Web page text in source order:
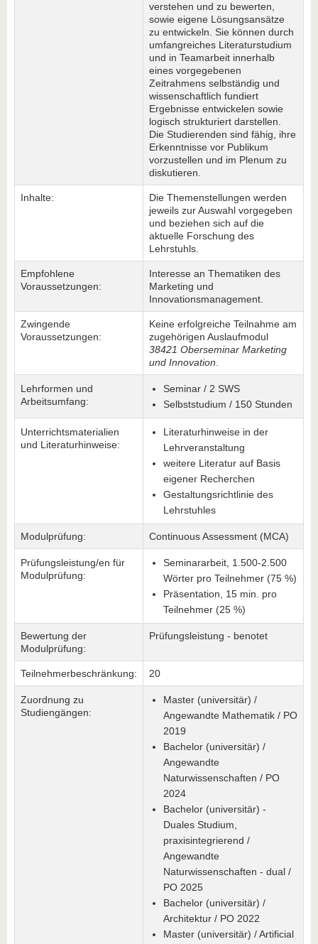
verstehen und zu bewerten,
sowie eigene Lösungsansätze
zu entwickeln. Sie können durch
umfangreiches Literaturstudium
und in Teamarbeit innerhalb
eines vorgegebenen
Zeitrahmens selbständig und
wissenschaftlich fundiert
Ergebnisse entwickelen sowie
logisch strukturiert darstellen.
Die Studierenden sind fähig, ihre
Erkenntnisse vor Publikum
vorzustellen und im Plenum zu
diskutieren.
Inhalte:
Die Themenstellungen werden
jeweils zur Auswahl vorgegeben
und beziehen sich auf die
aktuelle Forschung des
Lehrstuhls.
Empfohlene
Voraussetzungen:
Interesse an Thematiken des
Marketing und
Innovationsmanagement.
Zwingende
Voraussetzungen:
Keine erfolgreiche Teilnahme am
zugehörigen Auslaufmodul
38421 Oberseminar Marketing
und Innovation
Lehrformen und
Arbeitsumfang:
Seminar / 2 SWS
Selbststudium / 150 Stunden
Unterrichtsmaterialien
und Literaturhinweise:
Literaturhinweise in der
Lehrveranstaltung
weitere Literatur auf Basis
eigener Recherchen
Gestaltungsrichtlinie des
Lehrstuhles
Modulprüfung: Continuous Assessment (MCA)
Prüfungsleistung/en für
Modulprüfung:
Seminararbeit, 1.500-2.500
Wörter pro Teilnehmer (75 %)
Präsentation, 15 min. pro
Teilnehmer (25 %)
Bewertung der
Modulprüfung:
Prüfungsleistung - benotet
Teilnehmerbeschränkung: 20
Zuordnung zu
Studiengängen:
Master (universitär) /
Angewandte Mathematik / PO
2019
Bachelor (universitär) /
Angewandte
Naturwissenschaften / PO
2024
Bachelor (universitär) -
Duales Studium,
praxisintegrierend /
Angewandte
Naturwissenschaften - dual /
PO 2025
Bachelor (universitär) /
Architektur / PO 2022
Master (universitär) / Artificial